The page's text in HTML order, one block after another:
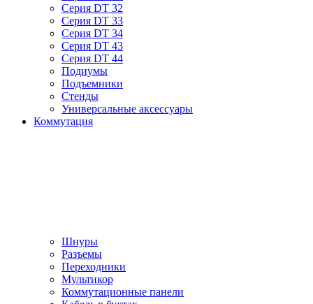
Серия DT 32
Серия DT 33
Серия DT 34
Серия DT 43
Серия DT 44
Подиумы
Подъемники
Стенды
Универсальные аксессуары
Коммутация
Шнуры
Разъемы
Переходники
Мультикор
Коммутационные панели